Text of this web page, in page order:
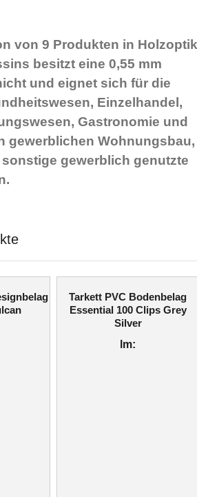
von 9 Produkten in Holzoptik
besitzt eine 0,55 mm
und eignet sich für die
Einzelhandel,
Gastronomie und
gewerblichen Wohnungsbau,
gewerblich genutzte
Tarkett PVC Bodenbelag
Essential 100 Clips Grey
Silver
lm: